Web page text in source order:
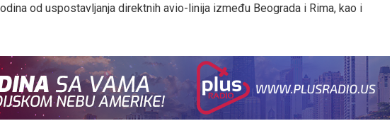
od uspostavljanja direktnih avio-linija između Beograda i Rima, kao i